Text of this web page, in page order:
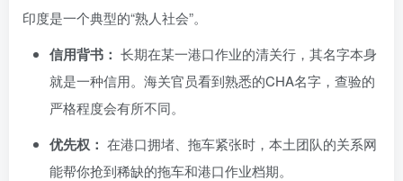
印度是一个典型的“熟人社会”。
信用背书： 长期在某一港口作业的清关行，其名字本身
就是一种信用。海关官员看到熟悉的CHA名字，查验的
严格程度会有所不同。
优先权： 在港口拥堵、拖车紧张时，本土团队的关系网
能帮你抢到稀缺的拖车和港口作业档期。